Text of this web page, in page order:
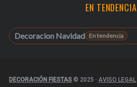
EN TENDENCIA
Decoracion Navidad
DECORACIÓN FIESTAS © 2025 · AVISO LEGAL